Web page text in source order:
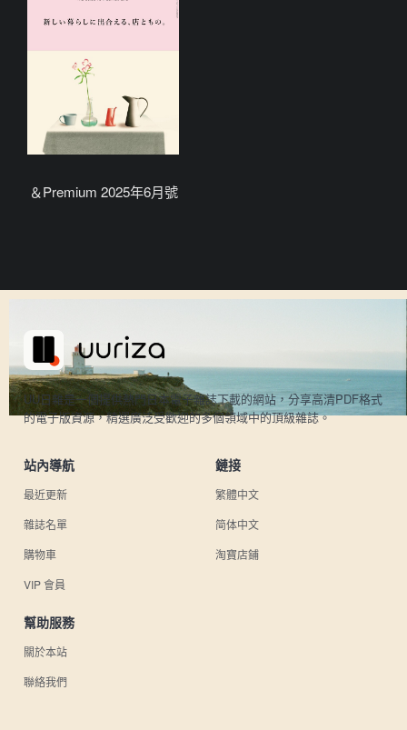
＆Premium 2025年6月號
UU日雜是一個提供熱門日本電子雜誌下載的網站，分享高清PDF格式
的電子版資源，精選廣泛受歡迎的多個領域中的頂級雜誌。
站內導航
最近更新
雜誌名單
購物車
VIP 會員
鏈接
繁體中文
简体中文
淘寶店鋪
幫助服務
關於本站
聯絡我們